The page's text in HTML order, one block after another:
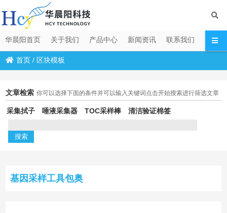
华晨阳首页 关于我们 产品中心 新闻资讯 联系我们
首页 / 区块模板
文章检索 你可以选择下面的条件并可以输入关键词点击开始搜索进行筛选文章
采集拭子 唾液采集器 TOC采样棒 清洁验证棉签
基因采样工具包奥